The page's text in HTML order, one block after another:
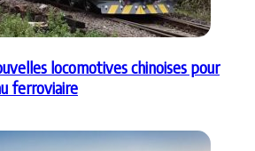
locomotives chinoises pour
ferroviaire